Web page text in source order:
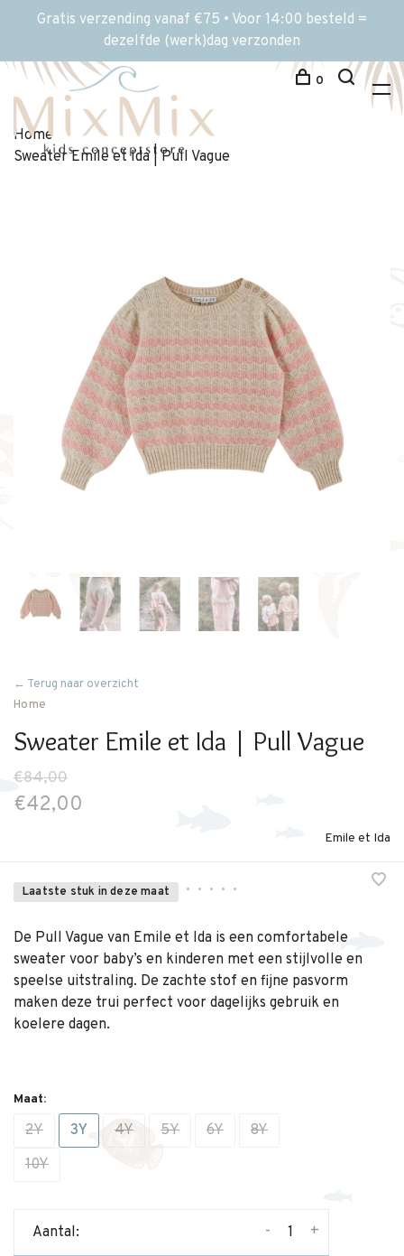
Gratis verzending vanaf €75 • Voor 14:00 besteld =
dezelfde (werk)dag verzonden
0
Home
Sweater Emile et Ida | Pull Vague
← Terug naar overzicht
Home
Sweater Emile et Ida | Pull Vague
€84,00
€42,00
Emile et Ida
Laatste stuk in deze maat • • • • •
De Pull Vague van Emile et Ida is een comfortabele
sweater voor baby’s en kinderen met een stijlvolle en
speelse uitstraling. De zachte stof en fijne pasvorm
maken deze trui perfect voor dagelijks gebruik en
koelere dagen.
Maat:
2Y 3Y 4Y 5Y 6Y
8Y
10Y
Aantal: +
-